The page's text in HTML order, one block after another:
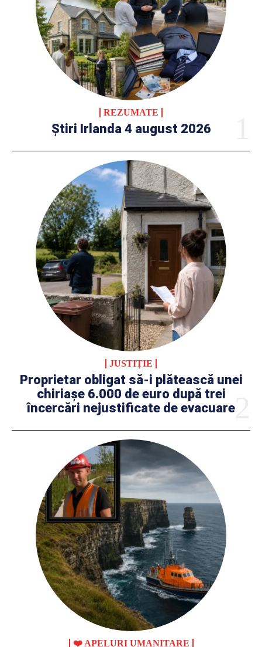
REZUMATE
Știri Irlanda 4 august 2026
JUSTIȚIE
Proprietar obligat să-i plătească unei
chiriașe 6.000 de euro după trei
încercări nejustificate de evacuare
❤️ APELURI UMANITARE